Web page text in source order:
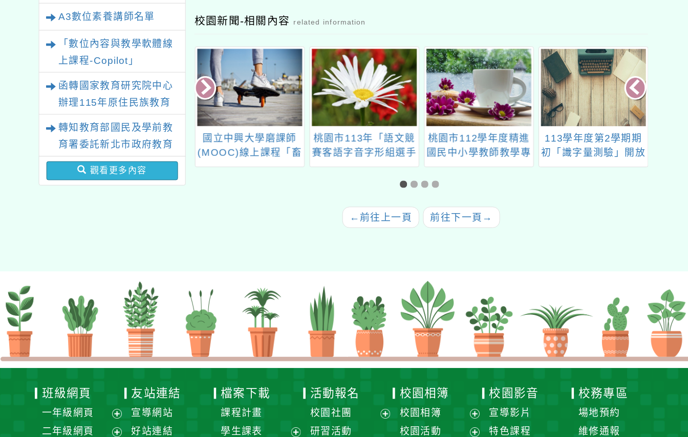
A3數位素養講師名單
「數位內容與教學軟體線
上課程-Copilot」
函轉國家教育研究院中心
辦理115年原住民族教育
育國際趨勢與發展」
轉知教育部國民及學前教
育署委託新北市政府教育
局辦理「115年度教師專
業成長研習實施計畫－夢
觀看更多內容
校園新聞-相關內容 related information
年中小學發
國立中興大學磨課師
產品與它們的產地」課
程
桃園市113年「語文競
賽客語字音字形組選手
暑期培訓營」
桃園市112學年度精進
國民中小學教師教學專
業與課程品質整體推動
計畫_國小領域教學圈-
向與授課增能研習」
113學年度第2學期期
初「識字量測驗」開放
施測暨「學習島嶼」使
原住民族委員會及財團
法人原住民族語言研究
發展基金會委託本校辦
← 前往上一頁 前往下一頁 →
班級網頁
一年級網頁
展
二年級網頁
友站連結
宣導網站
好站連結
檔案下載
課程計畫
學生課表
活動報名
校園社團
研習活動
校園相簿
校園相簿
展
校園活動
校園影音
宣導影片
特色課程
校務專區
場地預約
維修通報